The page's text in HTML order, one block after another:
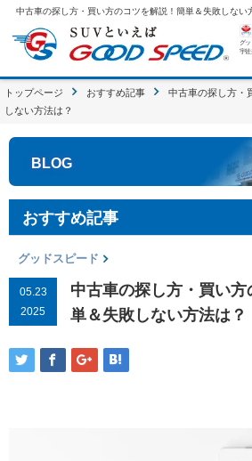
グ
宇佐
トップページ おすすめ記事
中古車の探し方・
しない方法は？
BLOG
おすすめ記事
グッドスピード
05.23
2025
中古車の探し方・買い
単＆失敗しない方法は？